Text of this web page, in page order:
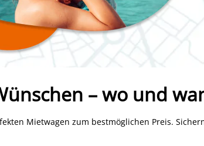
– wo und
Mietwagen zum bestmöglichen Preis.